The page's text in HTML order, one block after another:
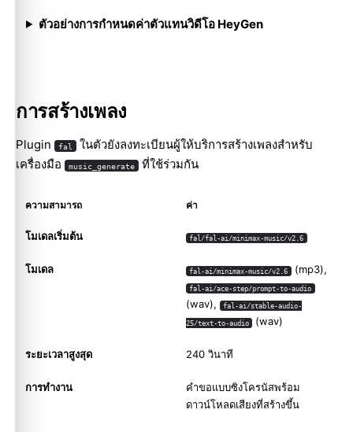
ตัวอย่างการกำหนดค่าตัวแทนวิดีโอ HeyGen
การสร้างเพลง
Plugin fal ในตัวยังลงทะเบียนผู้ให้บริการสร้างเพลงสำหรับ
เครื่องมือ
music_generate ที่ใช้ร่วมกัน
ความสามารถ ค่า
โมเดลเริ่มต้น fal/fal-ai/minimax-music/v2.6
โมเดล fal-ai/minimax-music/v2.6 (mp3),
fal-ai/ace-step/prompt-to-audio
(wav), fal-ai/stable-audio-
25/text-to-audio (wav)
ระยะเวลาสูงสุด 240 วินาที
การทำงาน
คำขอแบบซิงโครนัสพร้อม
ดาวน์โหลดเสียงที่สร้างขึ้น